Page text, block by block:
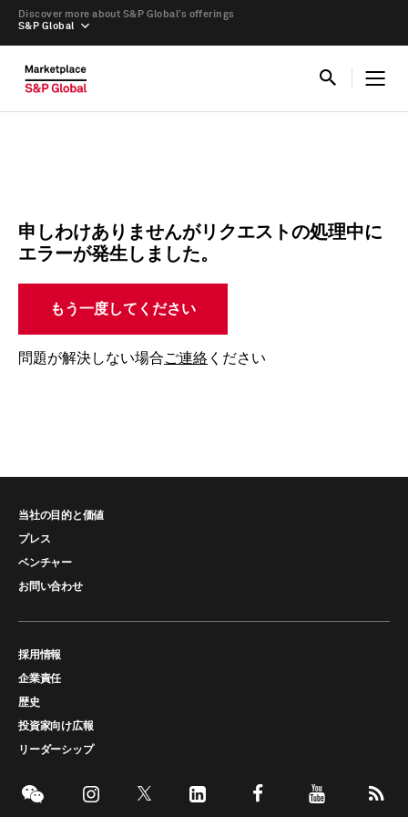
S&P Global
Discover more about S&P Global’s offerings
申しわけありませんがリクエストの処理中に
エラーが発生しました。
もう一度してください
問題が解決しない場合ご連絡 ください
当社の目的と価値
プレス
ベンチャー
お問い合わせ
採用情報
企業責任
歴史
投資家向け広報
リーダーシップ